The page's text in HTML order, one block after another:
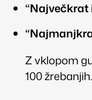
“Največkrat
Z vklopom
100 žrebanjih.